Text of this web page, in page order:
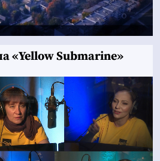
«Yellow Submarine»